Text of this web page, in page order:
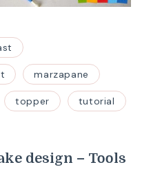
marzapane
topper tutorial
design – Tools